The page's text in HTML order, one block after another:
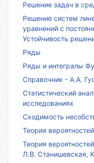
Решение задач в
Решение систем
уравнений с
Устойчивость
Ряды
Ряды и интегралы
Справочник - А.А.
Статистический
исследованиях
Сходимость
Теория
Теория
Л.В. Станишевская,